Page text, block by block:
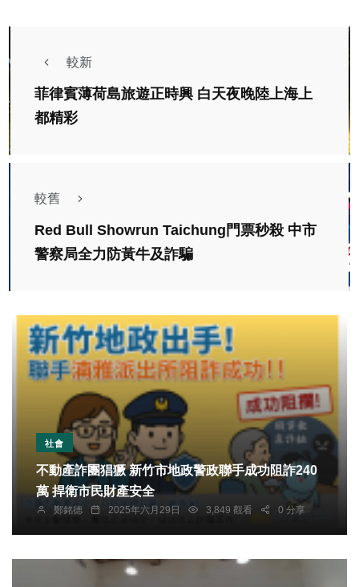
較新
菲律賓薄荷島旅遊正時興 白天夜晚陸上海上
都精彩
較舊
Red Bull Showrun Taichung門票秒殺 中市
警察局全力防黃牛及詐騙
社會
不動產詐團猖獗 新竹市地政警政聯手成功阻詐240
萬 捍衛市民財產安全
鄭銘德 2025年六月29日 3,849 觀看 0 分享